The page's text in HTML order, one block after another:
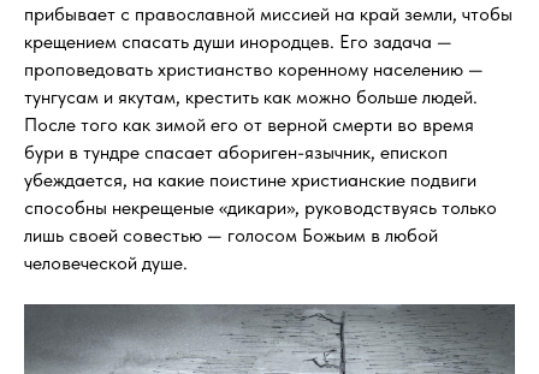
прибывает с православной миссией на край земли, чтобы
крещением спасать души инородцев. Его задача —
проповедовать христианство коренному населению —
тунгусам и якутам, крестить как можно больше людей.
После того как зимой его от верной смерти во время
бури в тундре спасает абориген-язычник, епископ
убеждается, на какие поистине христианские подвиги
способны некрещеные «дикари», руководствуясь только
лишь своей совестью — голосом Божьим в любой
человеческой душе.